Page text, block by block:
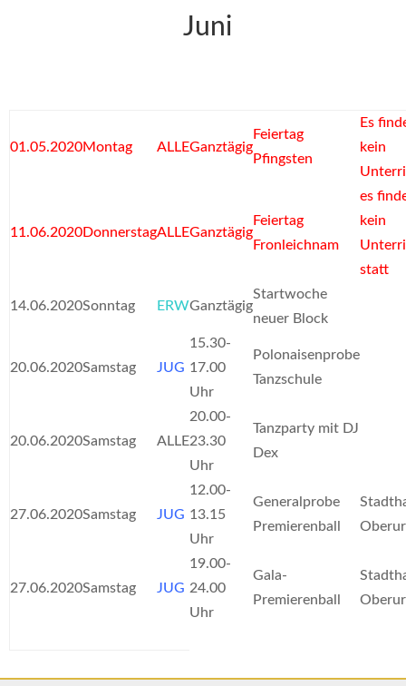
Juni
01.05.2020Montag ALLEGanztägig
Feiertag
Pfingsten
Es
kein
11.06.2020DonnerstagALLEGanztägig
Feiertag
Fronleichnam
es
kein
statt
14.06.2020Sonntag ERWGanztägig
Startwoche
neuer Block
20.06.2020Samstag JUG
15.30-
17.00
Uhr
Polonaisenprobe
Tanzschule
20.06.2020Samstag ALLE
20.00-
23.30
Uhr
Tanzparty mit DJ
Dex
27.06.2020Samstag JUG
12.00-
13.15
Uhr
Generalprobe
Premierenball
27.06.2020Samstag JUG
19.00-
24.00
Uhr
Gala-
Premierenball